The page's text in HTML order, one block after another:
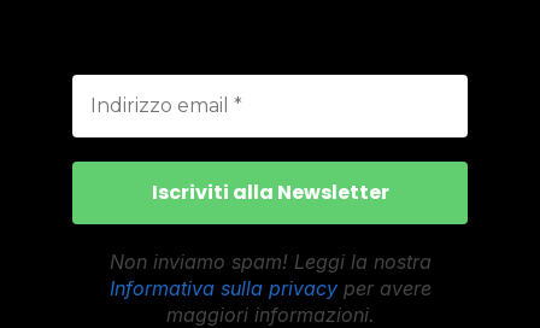
Non inviamo spam! Leggi la nostra
Informativa sulla privacyper avere
maggiori informazioni.